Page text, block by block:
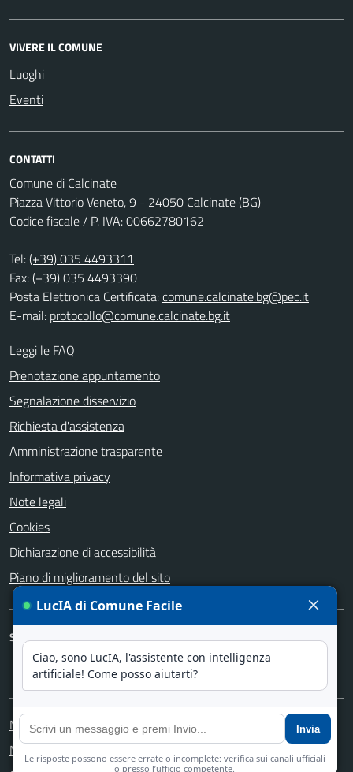
VIVERE IL COMUNE
Luoghi
Eventi
CONTATTI
Comune di Calcinate
Piazza Vittorio Veneto, 9 - 24050 Calcinate (BG)
Codice fiscale / P. IVA: 00662780162
Tel:(+39) 035 4493311
Fax: (+39) 035 4493390
Posta Elettronica Certificata:comune.calcinate.bg@pec.it
E-mail: protocollo@comune.calcinate.bg.it
Leggi le FAQ
Prenotazione appuntamento
Segnalazione disservizio
Richiesta d'assistenza
Amministrazione trasparente
Informativa privacy
Note legali
Cookies
Dichiarazione di accessibilità
Piano di miglioramento del sito
SEGUICI SU
FacebookInstagramYouTube
Media policy
Mappa del sito